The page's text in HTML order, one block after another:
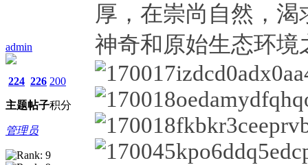
admin
224
主题
226
帖子
200
积分
管理员
厚，在崇尚自然，
神奇和原始生态环